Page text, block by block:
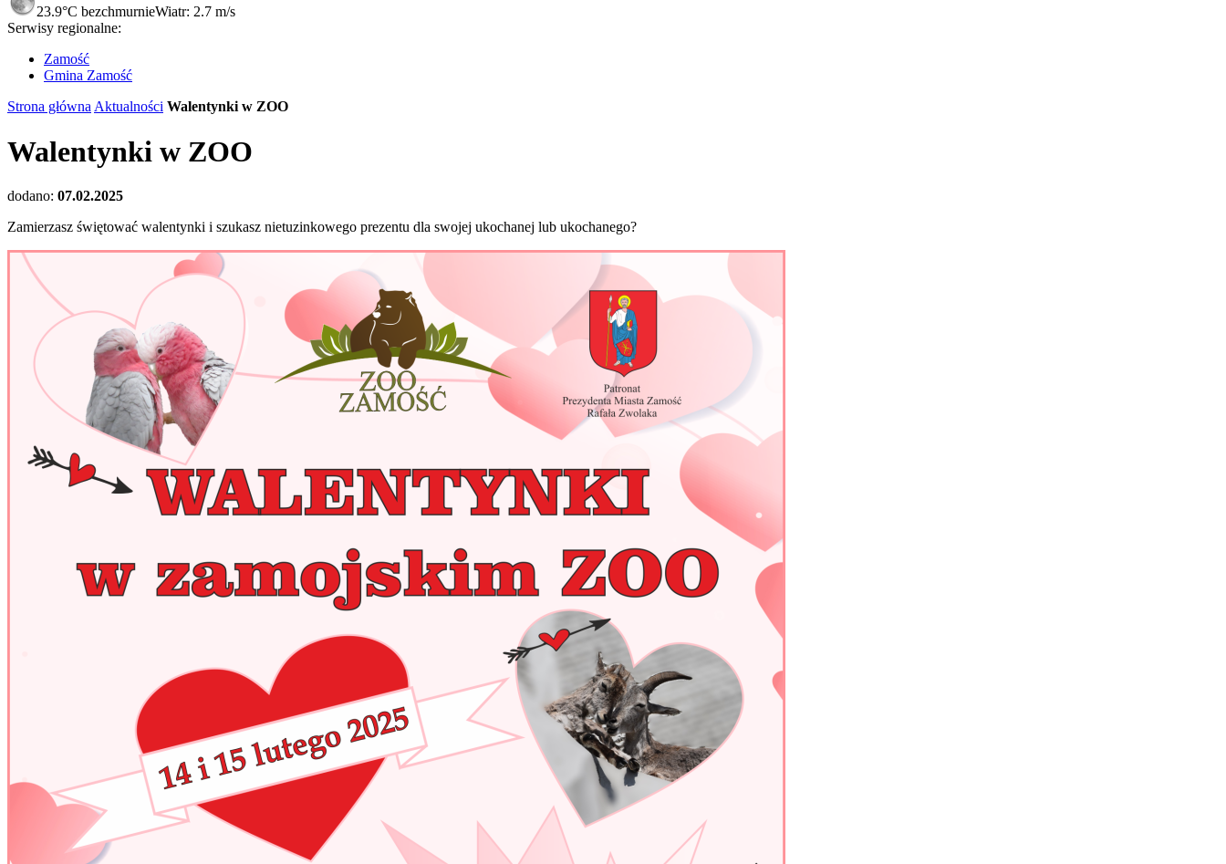
23.9°C bezchmurnieWiatr: 2.7 m/s
Serwisy regionalne:
Zamość
Gmina Zamość
Strona główna Aktualności Walentynki w ZOO
Walentynki w ZOO
dodano: 07.02.2025
Zamierzasz świętować walentynki i szukasz nietuzinkowego prezentu dla swojej ukochanej lub ukochanego?